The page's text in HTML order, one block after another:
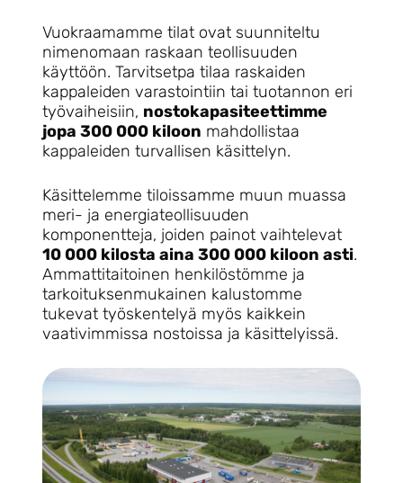
Vuokraamamme tilat ovat suunniteltu
nimenomaan raskaan teollisuuden
käyttöön. Tarvitsetpa tilaa raskaiden
kappaleiden varastointiin tai tuotannon eri
työvaiheisiin, nostokapasiteettimme
jopa 300 000 kiloon mahdollistaa
kappaleiden turvallisen käsittelyn.
Käsittelemme tiloissamme muun muassa
meri- ja energiateollisuuden
komponentteja, joiden painot vaihtelevat
10 000 kilosta aina 300 000 kiloon asti.
Ammattitaitoinen henkilöstömme ja
tarkoituksenmukainen kalustomme
tukevat työskentelyä myös kaikkein
vaativimmissa nostoissa ja käsittelyissä.